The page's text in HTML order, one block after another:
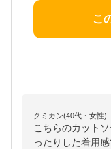
こ
クミカン(40代・女性)
こちらのカット
ったりした着用